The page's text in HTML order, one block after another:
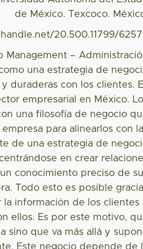
de México. Texcoco.
20.500.11799/
Management –
una estrategia de
duraderas con los clientes.
empresarial en México.
una filosofía de negocio
para alinearlos con
de una estrategia de
en crear
conocimiento preciso de
Todo esto es posible
información de los clientes
ellos. Es por este motivo,
sino que va más allá y
Este negocio depende de